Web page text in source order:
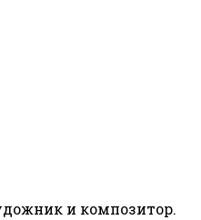
и композитор.